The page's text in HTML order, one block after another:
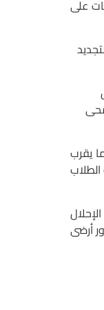
على
للمدن ما يقرب
الطالبات بمنطقة صحارى، و612 طالبًا بمدينة الطلاب
الإحلال
الثانى من دور أرضى